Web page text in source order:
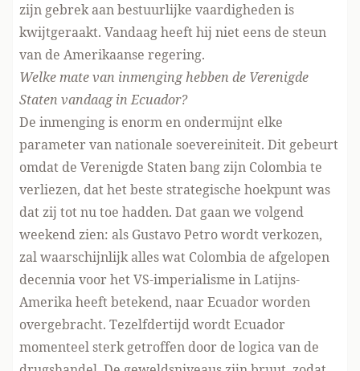
zijn gebrek aan bestuurlijke vaardigheden is
kwijtgeraakt. Vandaag heeft hij niet eens de steun
van de Amerikaanse regering.
Welke mate van inmenging hebben de Verenigde
Staten vandaag in Ecuador?
De inmenging is enorm en ondermijnt elke
parameter van nationale soevereiniteit. Dit gebeurt
omdat de Verenigde Staten bang zijn Colombia te
verliezen, dat het beste strategische hoekpunt was
dat zij tot nu toe hadden. Dat gaan we volgend
weekend zien: als Gustavo Petro wordt verkozen,
zal waarschijnlijk alles wat Colombia de afgelopen
decennia voor het VS-imperialisme in Latijns-
Amerika heeft betekend, naar Ecuador worden
overgebracht. Tezelfdertijd wordt Ecuador
momenteel sterk getroffen door de logica van de